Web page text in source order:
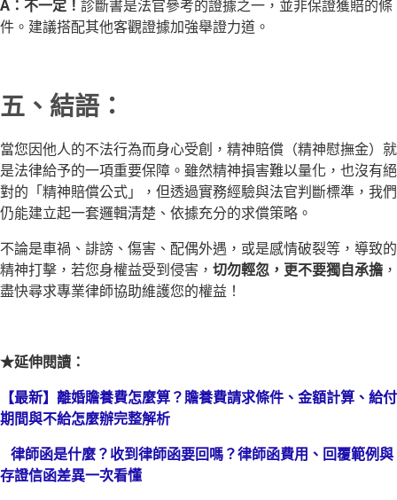
A：不一定！ 診斷書是法官參考的證據之一，並非保證獲賠的條
件。建議搭配其他客觀證據加強舉證力道。
五、結語：
當您因他人的不法行為而身心受創，精神賠償（精神慰撫金）就
是法律給予的一項重要保障。雖然精神損害難以量化，也沒有絕
對的「精神賠償公式」，但透過實務經驗與法官判斷標準，我們
仍能建立起一套邏輯清楚、依據充分的求償策略。
不論是車禍、誹謗、傷害、配偶外遇，或是感情破裂等，導致的
精神打擊，若您身權益受到侵害， 切勿輕忽，更不要獨自承擔 ，
盡快尋求專業律師協助維護您的權益！
★延伸閱讀：
【最新】離婚贍養費怎麼算？贍養費請求條件、金額計算、給付
期間與不給怎麼辦完整解析
律師函是什麼？收到律師函要回嗎？律師函費用、回覆範例與
存證信函差異一次看懂